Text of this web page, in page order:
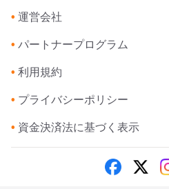
• 運営会社
• パートナープログラム
• 利用規約
• プライバシーポリシー
• 資金決済法に基づく表示